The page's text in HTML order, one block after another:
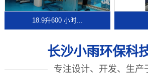
18.9升600 小时...
长沙小雨环保科
专注设计、开发、生产